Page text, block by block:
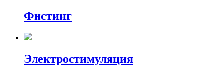
Фистинг
Электростимуляция